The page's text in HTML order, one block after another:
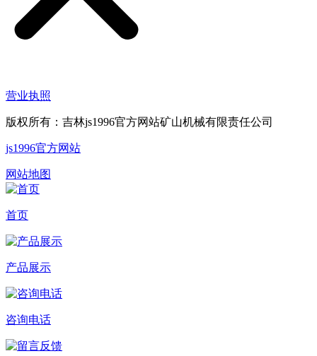
营业执照
版权所有：吉林js1996官方网站矿山机械有限责任公司
js1996官方网站
网站地图
首页
产品展示
咨询电话